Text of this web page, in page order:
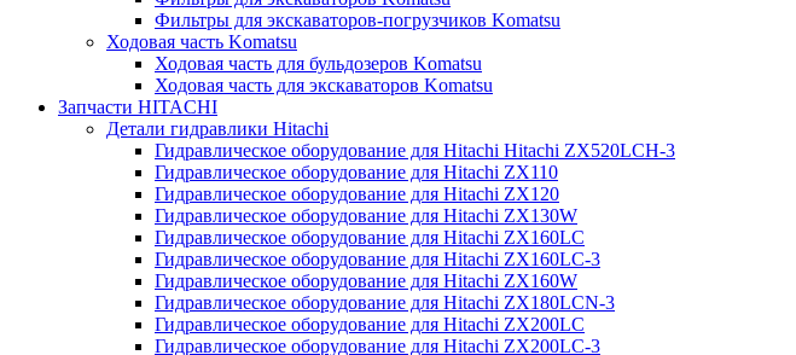
Фильтры для экскаваторов-погрузчиков Komatsu
Ходовая часть Komatsu
Ходовая часть для бульдозеров Komatsu
Ходовая часть для экскаваторов Komatsu
Запчасти HITACHI
Детали гидравлики Hitachi
Гидравлическое оборудование для Hitachi Hitachi ZX520LCH-3
Гидравлическое оборудование для Hitachi ZX110
Гидравлическое оборудование для Hitachi ZX120
Гидравлическое оборудование для Hitachi ZX130W
Гидравлическое оборудование для Hitachi ZX160LC
Гидравлическое оборудование для Hitachi ZX160LC-3
Гидравлическое оборудование для Hitachi ZX160W
Гидравлическое оборудование для Hitachi ZX180LCN-3
Гидравлическое оборудование для Hitachi ZX200LC
Гидравлическое оборудование для Hitachi ZX200LC-3